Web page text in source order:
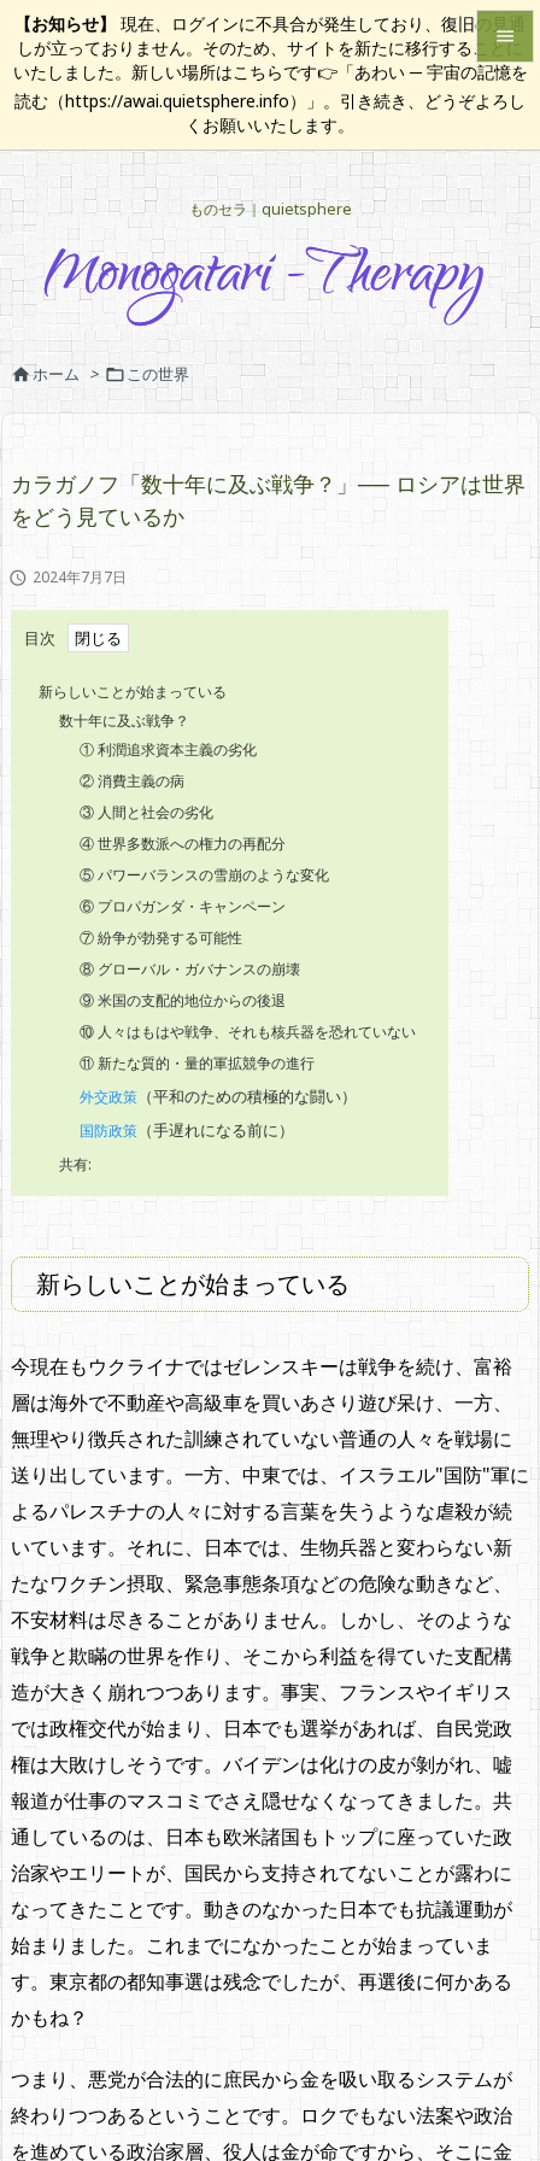
【お知らせ】
現在、ログインに不具合が発生しており、復旧の見通
しが立っておりません。そのため、サイトを新たに移行することに
いたしました。新しい場所はこちらです👉「あわい ─ 宇宙の記憶を
読む（https://awai.quietsphere.info）」。引き続き、どうぞよろし
くお願いいたします。
ものセラ｜quietsphere


メニュ

サイド


次へ

検索
ホーム > この世界
カラガノフ「数十年に及ぶ戦争？」── ロシアは世界
をどう見ているか
 2024年7月7日
目次
新らしいことが始まっている
数十年に及ぶ戦争？
① 利潤追求資本主義の劣化
② 消費主義の病
③ 人間と社会の劣化
④ 世界多数派への権力の再配分
⑤ パワーバランスの雪崩のような変化
⑥ プロパガンダ・キャンペーン
⑦ 紛争が勃発する可能性
⑧ グローバル・ガバナンスの崩壊
⑨ 米国の支配的地位からの後退
⑩ 人々はもはや戦争、それも核兵器を恐れていない
⑪ 新たな質的・量的軍拡競争の進行
外交政策 （平和のための積極的な闘い）
国防政策 （手遅れになる前に）
共有:
新らしいことが始まっている
今現在もウクライナではゼレンスキーは戦争を続け、富裕
層は海外で不動産や高級車を買いあさり遊び呆け、一方、
無理やり徴兵された訓練されていない普通の人々を戦場に
送り出しています。一方、中東では、イスラエル"国防"軍に
よるパレスチナの人々に対する言葉を失うような虐殺が続
いています。それに、日本では、生物兵器と変わらない新
たなワクチン摂取、緊急事態条項などの危険な動きなど、
不安材料は尽きることがありません。しかし、そのような
戦争と欺瞞の世界を作り、そこから利益を得ていた支配構
造が大きく崩れつつあります。事実、フランスやイギリス
では政権交代が始まり、日本でも選挙があれば、自民党政
権は大敗けしそうです。バイデンは化けの皮が剝がれ、嘘
報道が仕事のマスコミでさえ隠せなくなってきました。共
通しているのは、日本も欧米諸国もトップに座っていた政
治家やエリートが、国民から支持されてないことが露わに
なってきたことです。動きのなかった日本でも抗議運動が
始まりました。これまでになかったことが始まっていま
す。東京都の都知事選は残念でしたが、再選後に何かある
かもね？
つまり、悪党が合法的に庶民から金を吸い取るシステムが
終わりつつあるということです。ロクでもない法案や政治
を進めている政治家層、役人は金が命ですから、そこに金